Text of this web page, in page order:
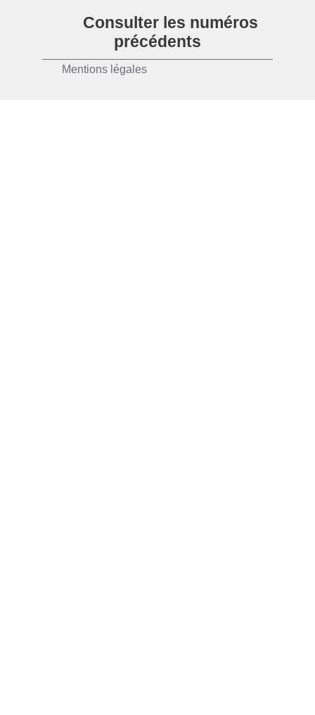
Consulter les numéros
précédents
Mentions légales